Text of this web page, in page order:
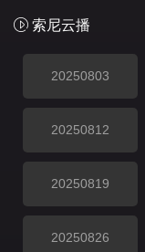
索尼云播
20250803
20250812
20250819
20250826